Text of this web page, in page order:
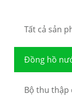
Tất cả sản
Đồng hồ
Bộ thu thập